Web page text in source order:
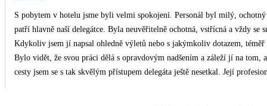
S pobytem v hotelu jsme byli velmi spokojení. Personál byl milý, ochotný a celý pobyt
patří hlavně naší delegátce. Byla neuvěřitelně ochotná, vstřícná a vždy
Kdykoliv jsem jí napsal ohledně výletů nebo s jakýmkoliv dotazem,
Bylo vidět, že svou práci dělá s opravdovým nadšením a záleží jí na tom, aby si
cesty jsem se s tak skvělým přístupem delegáta ještě nesetkal. Její